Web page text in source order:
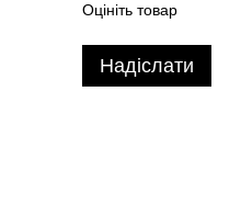
Оцініть товар
Надіслати